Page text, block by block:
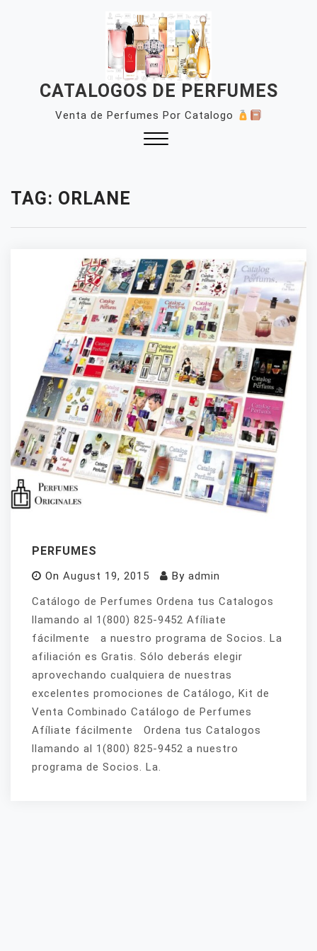
CATALOGOS DE PERFUMES
Venta de Perfumes Por Catalogo
TAG: ORLANE
PERFUMES
On August 19, 2015 By admin
Catálogo de Perfumes Ordena tus Catalogos
llamando al 1(800) 825-9452 Afíliate
fácilmente a nuestro programa de Socios. La
afiliación es Gratis. Sólo deberás elegir
aprovechando cualquiera de nuestras
excelentes promociones de Catálogo, Kit de
Venta Combinado Catálogo de Perfumes
Afíliate fácilmente Ordena tus Catalogos
llamando al 1(800) 825-9452 a nuestro
programa de Socios. La.